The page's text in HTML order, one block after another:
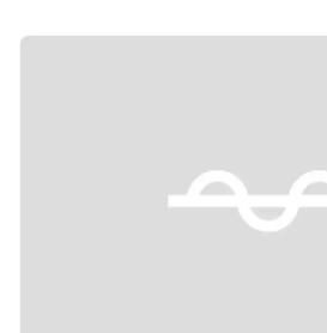
Previous slide